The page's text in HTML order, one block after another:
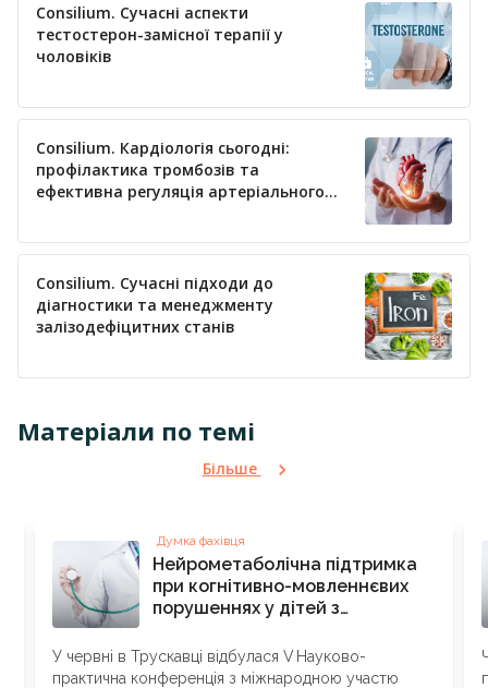
Consilium. Сучасні аспекти
тестостерон-замісної терапії у
чоловіків
Consilium. Кардіологія сьогодні:
профілактика тромбозів та
ефективна регуляція артеріального
Consilium. Сучасні підходи до
діагностики та менеджменту
залізодефіцитних станів
Матеріали по темі
Більше
Думка фахівця
Нейрометаболічна підтримка
при когнітивно-мовленнєвих
порушеннях у дітей з
розвитковими
енцефалопатіями
У червні в Трускавці відбулася V Науково-
практична конференція з міжнародною участю